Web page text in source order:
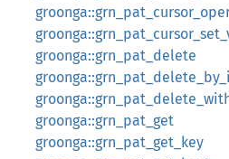
groonga::grn_pat_delete
groonga::grn_pat_get
groonga::grn_pat_get_key